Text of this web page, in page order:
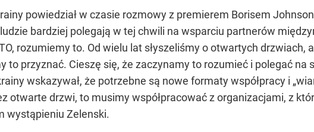
powiedział w czasie rozmowy z premierem Borisem
bardziej polegają w tej chwili na wsparciu partnerów
rozumiemy to. Od wielu lat słyszeliśmy o otwartych drzwiach,
to przyznać. Cieszę się, że zaczynamy to rozumieć i polegać
wskazywał, że potrzebne są nowe formaty współpracy i
otwarte drzwi, to musimy współpracować z organizacjami, z
wystąpieniu Zelenski.